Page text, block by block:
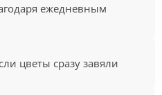
ежедневным
цветы сразу завяли